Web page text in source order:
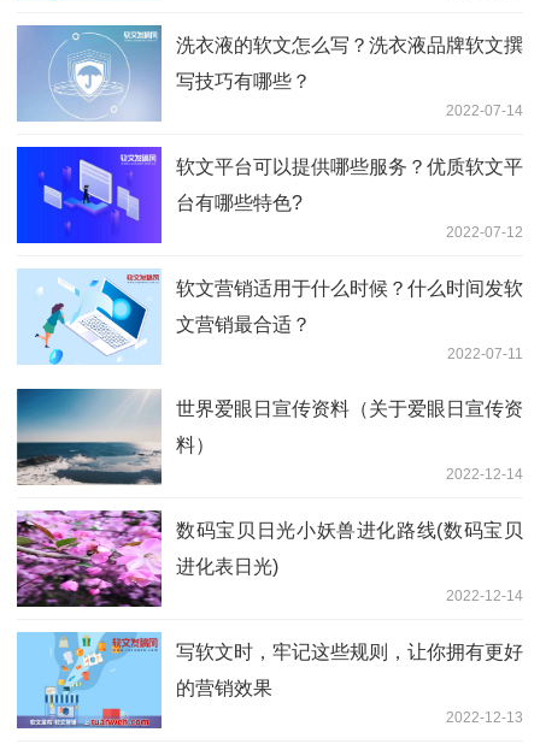
洗衣液的软文怎么写？洗衣液品牌软文撰
写技巧有哪些？
2022-07-14
软文平台可以提供哪些服务？优质软文平
台有哪些特色?
2022-07-12
软文营销适用于什么时候？什么时间发软
文营销最合适？
2022-07-11
世界爱眼日宣传资料（关于爱眼日宣传资
料）
2022-12-14
数码宝贝日光小妖兽进化路线(数码宝贝
进化表日光)
2022-12-14
写软文时，牢记这些规则，让你拥有更好
的营销效果
2022-12-13